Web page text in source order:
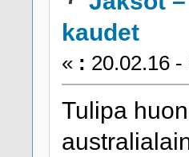
kaudet
« : 20.02.16 -
Tulipa